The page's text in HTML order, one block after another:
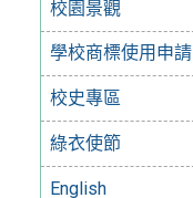
校園景觀
學校商標使用申請
校史專區
綠衣使節
English